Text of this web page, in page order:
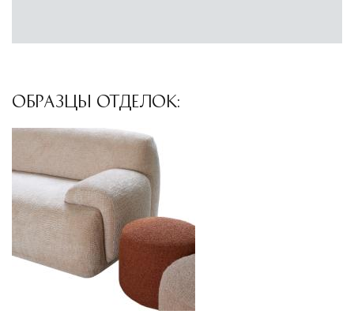
Глобальная сеть распределительных
логистическими узлами в ключевых
международных хабах:
Дубай, ОАЭ— региональный центр для
Ближнего Востока и Азии
Кипр— распределительная база для
Средиземноморского региона
Лондон, Великобритания
логистический хаб для европейского рынка
ОБРАЗЦЫ ОТДЕЛОК: